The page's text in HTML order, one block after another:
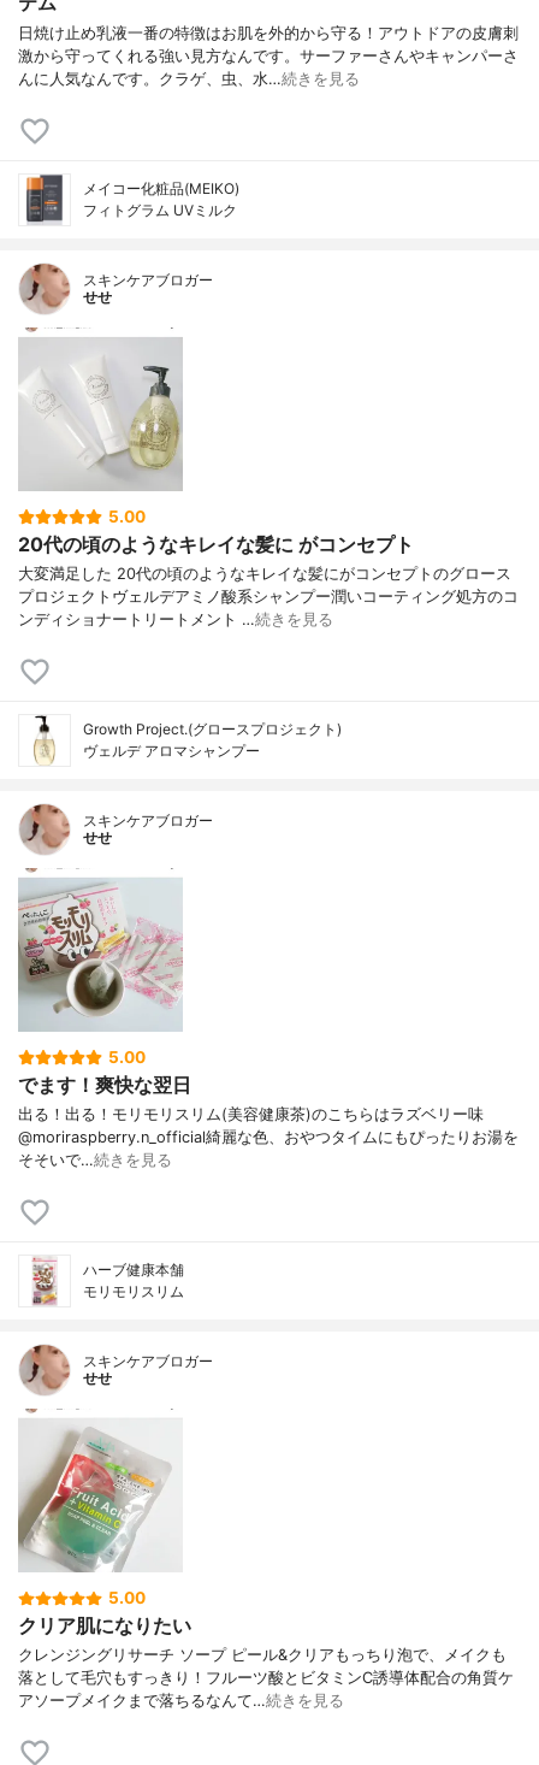
日焼け止め乳液一番の特徴はお肌を外的から守る！アウトドアの皮膚刺
激から守ってくれる強い見方なんです。サーファーさんやキャンパーさ
んに人気なんです。クラゲ、虫、水…続きを見る
メイコー化粧品(MEIKO)
フィトグラム UVミルク
スキンケアブロガー
せせ
5.00
20代の頃のようなキレイな髪に がコンセプト
大変満足した 20代の頃のようなキレイな髪にがコンセプトのグロース
プロジェクトヴェルデアミノ酸系シャンプー潤いコーティング処方のコ
ンディショナートリートメント …続きを見る
Growth Project.(グロースプロジェクト)
ヴェルデ アロマシャンプー
スキンケアブロガー
せせ
5.00
でます！爽快な翌日
出る！出る！モリモリスリム(美容健康茶)のこちらはラズベリー味
@moriraspberry.n_official綺麗な色、おやつタイムにもぴったりお湯を
そそいで…続きを見る
ハーブ健康本舗
モリモリスリム
スキンケアブロガー
せせ
5.00
クリア肌になりたい
クレンジングリサーチ ソープ ピール&クリアもっちり泡で、メイクも
落として毛穴もすっきり！フルーツ酸とビタミンC誘導体配合の角質ケ
アソープメイクまで落ちるなんて…続きを見る